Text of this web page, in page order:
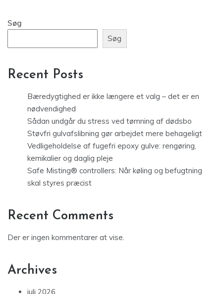
Søg
Søg
Recent Posts
Bæredygtighed er ikke længere et valg – det er en
nødvendighed
Sådan undgår du stress ved tømning af dødsbo
Støvfri gulvafslibning gør arbejdet mere behageligt
Vedligeholdelse af fugefri epoxy gulve: rengøring,
kemikalier og daglig pleje
Safe Misting® controllers: Når køling og befugtning
skal styres præcist
Recent Comments
Der er ingen kommentarer at vise.
Archives
juli 2026